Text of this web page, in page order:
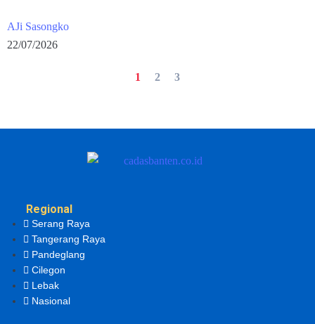
AJi Sasongko
22/07/2026
1 2 3
Regional
Serang Raya
Tangerang Raya
Pandeglang
Cilegon
Lebak
Nasional